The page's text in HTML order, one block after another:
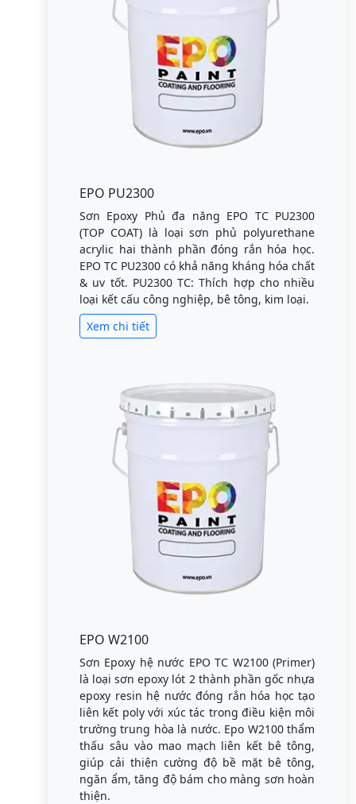
EPO PU2300
Sơn Epoxy Phủ đa năng EPO TC PU2300
(TOP COAT) là loại sơn phủ polyurethane
acrylic hai thành phần đóng rắn hóa học.
EPO TC PU2300 có khả năng kháng hóa chất
& uv tốt. PU2300 TC: Thích hợp cho nhiều
loại kết cấu công nghiệp, bê tông, kim loại.
Xem chi tiết
EPO W2100
Sơn Epoxy hệ nước EPO TC W2100 (Primer)
là loại sơn epoxy lót 2 thành phần gốc nhựa
epoxy resin hệ nước đóng rắn hóa học tạo
liên kết poly với xúc tác trong điều kiện môi
trường trung hòa là nước. Epo W2100 thẩm
thấu sâu vào mao mạch liên kết bê tông,
giúp cải thiện cường độ bề mặt bê tông,
ngăn ẩm, tăng độ bám cho màng sơn hoàn
thiện.